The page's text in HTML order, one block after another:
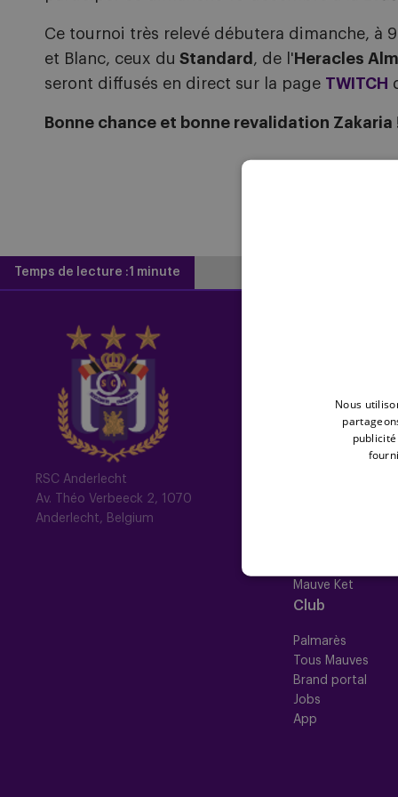
Ce tournoi très relevé débutera dimanche, à
et Blanc, ceux du Standard , de l' Heracles
seront diffusés en direct sur la page TWITCH
Bonne chance et bonne revalidation Zakaria
Temps de lecture :1 minute
RSC Anderlecht
Av. Théo Verbeeck 2, 1070
Anderlecht, Belgium
Image gallery
Mauve Ket
Club
Palmarès
Tous Mauves
Brand portal
Jobs
App
Nous